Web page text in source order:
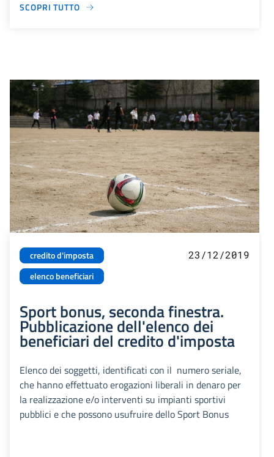
SCOPRI TUTTO
credito d'imposta
elenco beneficiari
23/12/2019
Sport bonus, seconda finestra.
Pubblicazione dell'elenco dei
beneficiari del credito d'imposta
Elenco dei soggetti, identificati con il numero seriale,
che hanno effettuato erogazioni liberali in denaro per
la realizzazione e/o interventi su impianti sportivi
pubblici e che possono usufruire dello Sport Bonus